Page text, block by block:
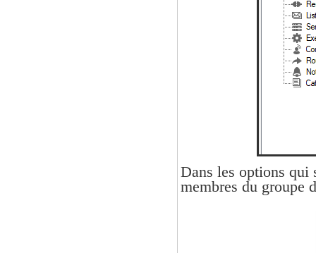
Dans les options qui
membres du groupe